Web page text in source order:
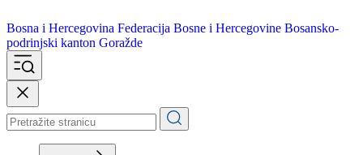
Bosna i Hercegovina
podrinjski kanton Goražde